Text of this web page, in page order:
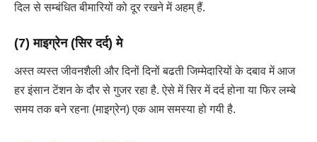
दिल से सम्बंधित बीमारियों को दूर रखने में अहम् हैं.
(7) माइग्रेन (सिर दर्द) मे
अस्त व्यस्त जीवनशैली और दिनों दिनों बढती जिम्मेदारियों के दबाव में आज
हर इंसान टेंशन के दौर से गुजर रहा है. ऐसे में सिर में दर्द होना या फिर लम्बे
समय तक बने रहना (माइग्रेन) एक आम समस्या हो गयी है.